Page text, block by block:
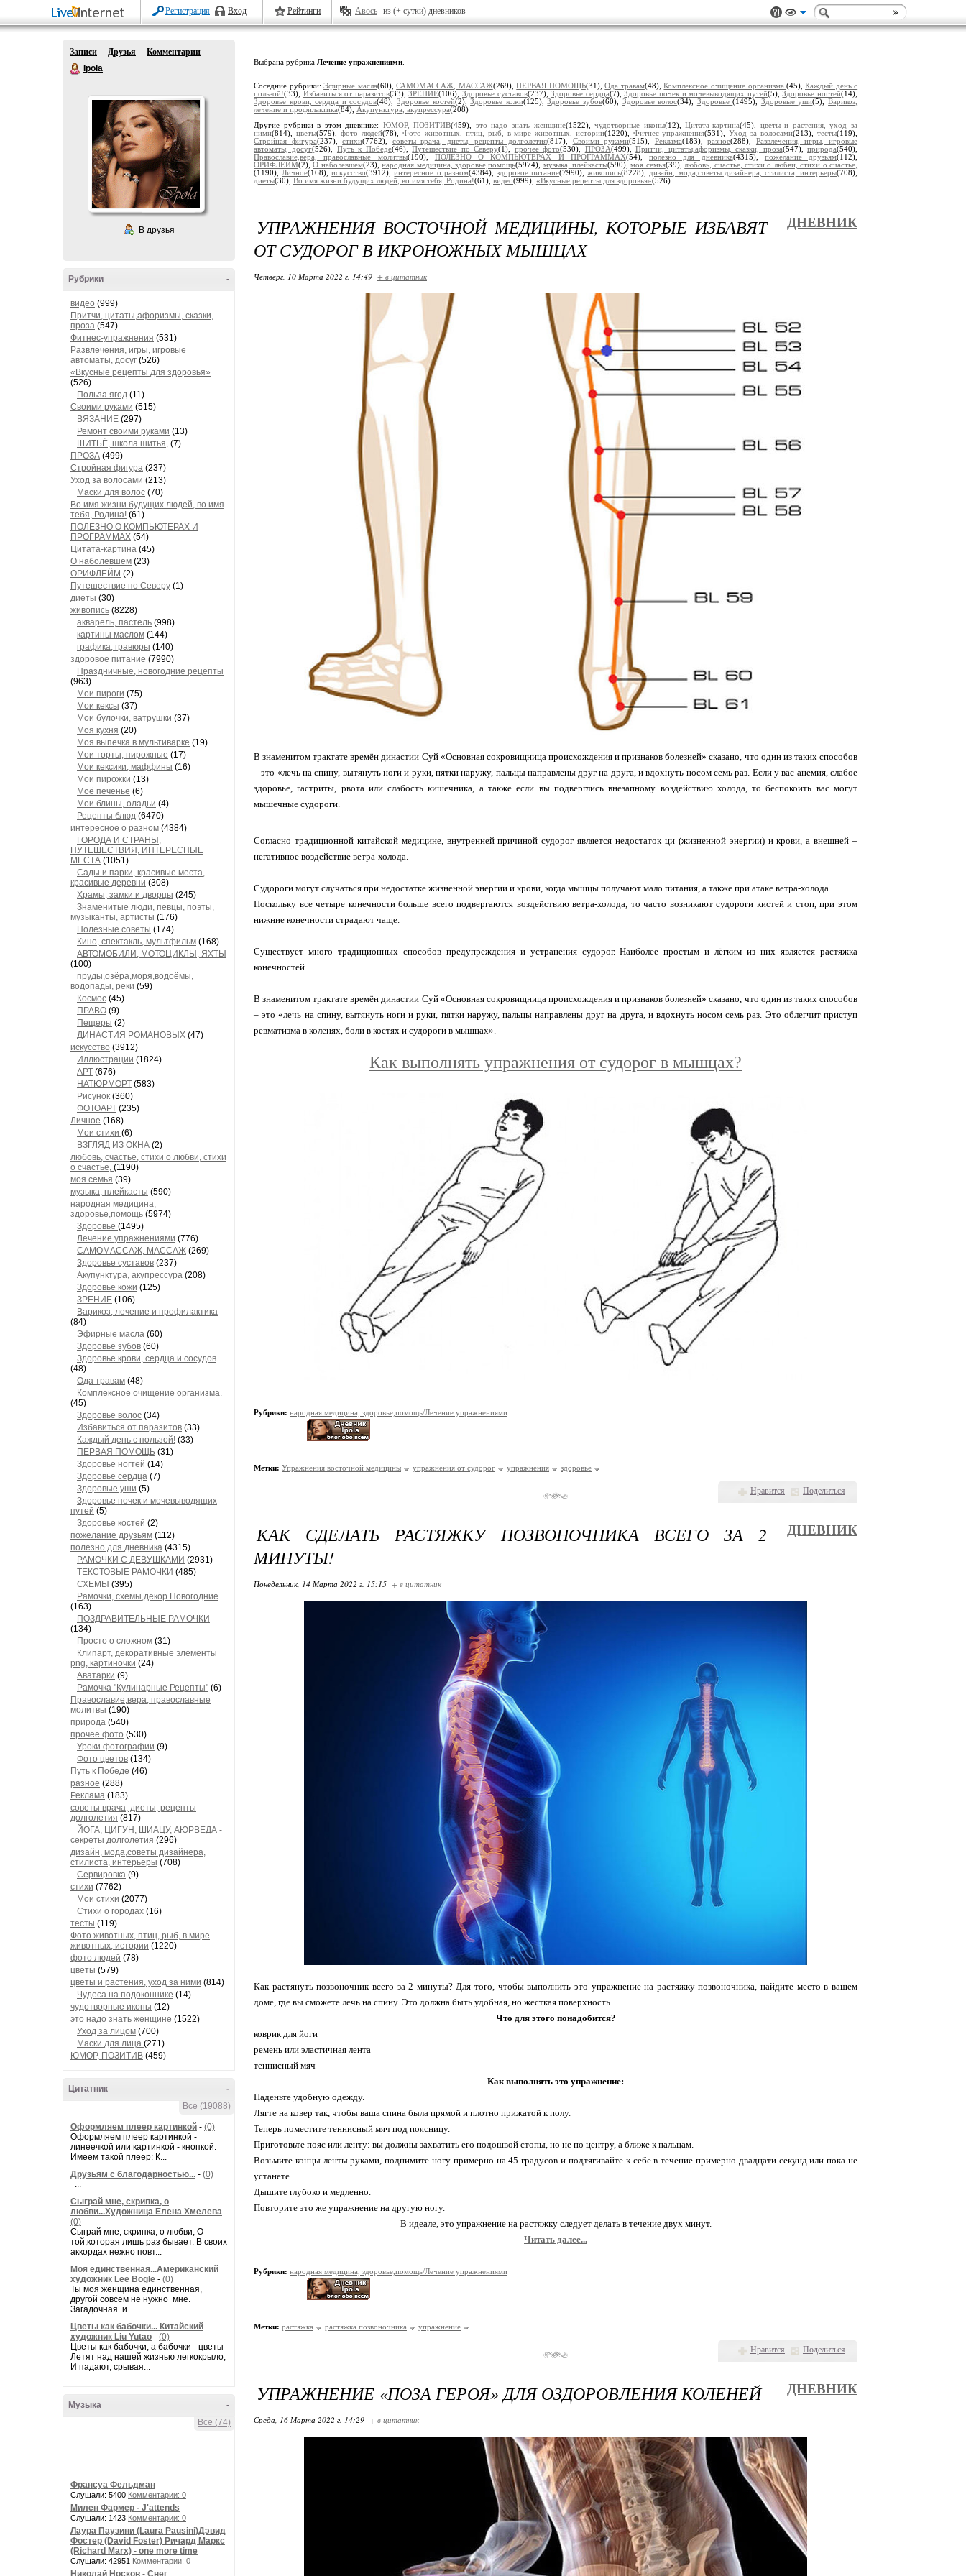
Регистрация Вход Рейтинги Авось из (+ сутки) дневников
Записи Друзья
Комментарии
Ipola
В друзья
-
Рубрики
видео (999)
Притчи, цитаты,афоризмы, сказки,
проза (547)
Фитнес-упражнения (531)
Развлечения, игры, игровые
автоматы, досуг (526)
«Вкусные рецепты для здоровья»
(526)
Польза ягод (11)
Своими руками (515)
ВЯЗАНИЕ (297)
Ремонт своими руками (13)
ШИТЬЁ, школа шитья, (7)
ПРОЗА (499)
Стройная фигура (237)
Уход за волосами (213)
Маски для волос (70)
Во имя жизни будущих людей, во имя
тебя, Родина! (61)
ПОЛЕЗНО О КОМПЬЮТЕРАХ И
ПРОГРАММАХ (54)
Цитата-картина (45)
О наболевшем (23)
ОРИФЛЕЙМ (2)
Путешествие по Северу (1)
диеты (30)
живопись (8228)
акварель, пастель (998)
картины маслом (144)
графика, гравюры (140)
здоровое питание (7990)
Праздничные, новогодние рецепты
(963)
Мои пироги (75)
Мои кексы (37)
Мои булочки, ватрушки (37)
Моя кухня (20)
Моя выпечка в мультиварке (19)
Мои торты, пирожные (17)
Мои кексики, маффины (16)
Мои пирожки (13)
Моё печенье (6)
Мои блины, оладьи (4)
Рецепты блюд (6470)
интересное о разном (4384)
ГОРОДА И СТРАНЫ,
ПУТЕШЕСТВИЯ, ИНТЕРЕСНЫЕ
МЕСТА (1051)
Сады и парки, красивые места,
красивые деревни (308)
Храмы, замки и дворцы (245)
Знаменитые люди, певцы, поэты,
музыканты, артисты (176)
Полезные советы (174)
Кино, спектакль, мультфильм (168)
АВТОМОБИЛИ, МОТОЦИКЛЫ, ЯХТЫ
(100)
пруды,озёра,моря,водоёмы,
водопады, реки (59)
Космос (45)
ПРАВО (9)
Пещеры (2)
ДИНАСТИЯ РОМАНОВЫХ (47)
искусство (3912)
Иллюстрации (1824)
АРТ (676)
НАТЮРМОРТ (583)
Рисунок (360)
ФОТОАРТ (235)
Личное (168)
Мои стихи (6)
ВЗГЛЯД ИЗ ОКНА (2)
любовь, счастье, стихи о любви, стихи
о счастье, (1190)
моя семья (39)
музыка, плейкасты (590)
народная медицина,
здоровье,помощь (5974)
Здоровье (1495)
Лечение упражнениями (776)
САМОМАССАЖ, МАССАЖ (269)
Здоровье суставов (237)
Акупунктура, акупрессура (208)
Здоровье кожи (125)
ЗРЕНИЕ (106)
Варикоз, лечение и профилактика
(84)
Эфирные масла (60)
Здоровье зубов (60)
Здоровье крови, сердца и сосудов
(48)
Ода травам (48)
Комплексное очищение организма.
(45)
Здоровье волос (34)
Избавиться от паразитов (33)
Каждый день с пользой! (33)
ПЕРВАЯ ПОМОЩЬ (31)
Здоровье ногтей (14)
Здоровье сердца (7)
Здоровые уши (5)
Здоровье почек и мочевыводящих
путей (5)
Здоровье костей (2)
пожелание друзьям (112)
полезно для дневника (4315)
РАМОЧКИ С ДЕВУШКАМИ (2931)
ТЕКСТОВЫЕ РАМОЧКИ (485)
СХЕМЫ (395)
Рамочки, схемы,декор Новогодние
(163)
ПОЗДРАВИТЕЛЬНЫЕ РАМОЧКИ
(134)
Просто о сложном (31)
Клипарт, декоративные элементы
png, картиночки (24)
Аватарки (9)
Рамочка "Кулинарные Рецепты" (6)
Православие,вера, православные
молитвы (190)
природа (540)
прочее фото (530)
Уроки фотографии (9)
Фото цветов (134)
Путь к Победе (46)
разное (288)
Реклама (183)
советы врача, диеты, рецепты
долголетия (817)
ЙОГА, ЦИГУН, ШИАЦУ, АЮРВЕДА -
секреты долголетия (296)
дизайн, мода,советы дизайнера,
стилиста, интерьеры (708)
Сервировка (9)
стихи (7762)
Мои стихи (2077)
Стихи о городах (16)
тесты (119)
Фото животных, птиц, рыб, в мире
животных, истории (1220)
фото людей (78)
цветы (579)
цветы и растения, уход за ними (814)
Чудеса на подоконнике (14)
чудотворные иконы (12)
это надо знать женщине (1522)
Уход за лицом (700)
Маски для лица (271)
ЮМОР, ПОЗИТИВ (459)
-
Цитатник
Все (19088)
Оформляем плеер картинкой - (0)
Оформляем плеер картинкой -
линеечкой или картинкой - кнопкой.
Имеем такой плеер: К...
Друзьям с благодарностью... - (0)
...
Сыграй мне, скрипка, о
любви...Художница Елена Хмелева -
(0)
Сыграй мне, скрипка, о любви, О
той,которая лишь раз бывает. В своих
аккордах нежно повт...
Моя единственная...Американский
художник Lee Bogle - (0)
Ты моя женщина единственная,
другой совсем не нужно мне.
Загадочная и ...
Цветы как бабочки... Китайский
художник Liu Yutao - (0)
Цветы как бабочки, а бабочки - цветы
Летят над нашей жизнью легкокрыло,
И падают, срывая...
-
Музыка
Все (74)
Франсуа Фельдман
Слушали: 5400 Комментарии: 0
Милен Фармер - J'attends
Слушали: 1423 Комментарии: 0
Лаура Паузини (Laura Pausini)Дэвид
Фостер (David Foster) Ричард Маркс
(Richard Marx) - one more time
Слушали: 42951 Комментарии: 0
Николай Носков - Снег
Выбрана рубрика Лечение упражнениями
Соседние рубрики:Эфирные масла(60),САМОМАССАЖ, МАССАЖ(269),ПЕРВАЯ ПОМОЩЬ(31),Ода травам(48),Комплексное очищение организма. (45),Каждый день с
пользой!(33), Избавиться от паразитов(33),ЗРЕНИЕ(106),Здоровье суставов(237),Здоровье сердца(7),Здоровье почек и мочевыводящих путей(5),Здоровье ногтей(14),
Здоровье крови, сердца и сосудов(48), Здоровье костей(2),Здоровье кожи(125),Здоровье зубов(60), Здоровье волос(34), Здоровье(1495), Здоровые уши(5),Варикоз,
лечение и профилактика(84), Акупунктура, акупрессура(208)
Другие рубрики в этом дневнике: ЮМОР, ПОЗИТИВ(459), это надо знать женщине(1522),чудотворные иконы(12),Цитата-картина(45), цветы и растения, уход за
ними(814), цветы(579), фото людей(78), Фото животных, птиц, рыб, в мире животных, истории(1220),Фитнес-упражнения(531),Уход за волосами(213), тесты(119),
Стройная фигура(237),стихи(7762), советы врача, диеты, рецепты долголетия(817), Своими руками(515), Реклама(183),разное(288), Развлечения, игры, игровые
автоматы, досуг(526), Путь к Победе(46),Путешествие по Северу(1), прочее фото(530), ПРОЗА(499),Притчи, цитаты,афоризмы, сказки, проза(547),природа(540),
Православие,вера, православные молитвы(190), ПОЛЕЗНО О КОМПЬЮТЕРАХ И ПРОГРАММАХ(54), полезно для дневника(4315), пожелание друзьям(112),
ОРИФЛЕЙМ(2),О наболевшем(23),народная медицина, здоровье,помощь(5974), музыка, плейкасты(590),моя семья(39), любовь, счастье, стихи о любви, стихи о счастье,
(1190), Личное(168),искусство(3912),интересное о разном(4384), здоровое питание(7990),живопись(8228), дизайн, мода,советы дизайнера, стилиста, интерьеры(708),
диеты(30), Во имя жизни будущих людей, во имя тебя, Родина!(61), видео(999), «Вкусные рецепты для здоровья»(526)
Нравится Поделиться
УПРАЖНЕНИЯ ВОСТОЧНОЙ МЕДИЦИНЫ, КОТОРЫЕ ИЗБАВЯТ
ОТ СУДОРОГ В ИКРОНОЖНЫХ МЫШЦАХ
ДНЕВНИК
Четверг, 10 Марта 2022 г. 14:49 + в цитатник
В знаменитом трактате времён династии Суй «Основная сокровищница происхождения и признаков болезней» сказано, что один из таких способов
– это «лечь на спину, вытянуть ноги и руки, пятки наружу, пальцы направлены друг на друга, и вдохнуть носом семь раз. Если у вас анемия, слабое
здоровье, гастриты, рвота или слабость кишечника, а также если вы подверглись внезапному воздействию холода, то беспокоить вас могут
мышечные судороги.
Согласно традиционной китайской медицине, внутренней причиной судорог является недостаток ци (жизненной энергии) и крови, а внешней –
негативное воздействие ветра-холода.
Судороги могут случаться при недостатке жизненной энергии и крови, когда мышцы получают мало питания, а также при атаке ветра-холода.
Поскольку все четыре конечности больше всего подвергаются воздействию ветра-холода, то часто возникают судороги кистей и стоп, при этом
нижние конечности страдают чаще.
Существует много традиционных способов предупреждения и устранения судорог. Наиболее простым и лёгким из них является растяжка
конечностей.
В знаменитом трактате времён династии Суй «Основная сокровищница происхождения и признаков болезней» сказано, что один из таких способов
– это «лечь на спину, вытянуть ноги и руки, пятки наружу, пальцы направлены друг на друга, и вдохнуть носом семь раз. Это облегчит приступ
ревматизма в коленях, боли в костях и судороги в мышцах».
Как выполнять упражнения от судорог в мышцах?
Рубрики: народная медицина, здоровье,помощь/Лечение упражнениями
Метки: Упражнения восточной медицины упражнения от судорог упражнения здоровье
Нравится Поделиться
КАК СДЕЛАТЬ РАСТЯЖКУ ПОЗВОНОЧНИКА ВСЕГО ЗА 2
МИНУТЫ!
ДНЕВНИК
Понедельник, 14 Марта 2022 г. 15:15 + в цитатник
Как растянуть позвоночник всего за 2 минуты? Для того, чтобы выполнить это упражнение на растяжку позвоночника, найдите место в вашем
доме, где вы сможете лечь на спину. Это должна быть удобная, но жесткая поверхность.
Что для этого понадобится?
коврик для йоги
ремень или эластичная лента
теннисный мяч
Как выполнять это упражнение:
Наденьте удобную одежду.
Лягте на ковер так, чтобы ваша спина была прямой и плотно прижатой к полу.
Теперь поместите теннисный мяч под поясницу.
Приготовьте пояс или ленту: вы должны захватить его подошвой стопы, но не по центру, а ближе к пальцам.
Возьмите концы ленты руками, поднимите ногу примерно на 45 градусов и подтягивайте к себе в течение примерно двадцати секунд или пока не
устанете.
Дышите глубоко и медленно.
Повторите это же упражнение на другую ногу.
В идеале, это упражнение на растяжку следует делать в течение двух минут.
Читать далее...
Рубрики: народная медицина, здоровье,помощь/Лечение упражнениями
Метки: растяжка растяжка позвоночника упражнение
УПРАЖНЕНИЕ «ПОЗА ГЕРОЯ» ДЛЯ ОЗДОРОВЛЕНИЯ КОЛЕНЕЙ ДНЕВНИК
Среда, 16 Марта 2022 г. 14:29 + в цитатник